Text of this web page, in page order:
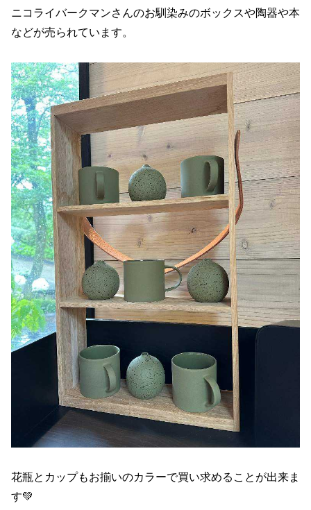
ニコライバークマンさんのお馴染みのボックスや陶器や本
などが売られています。
花瓶とカップもお揃いのカラーで買い求めることが出来ま
す💚